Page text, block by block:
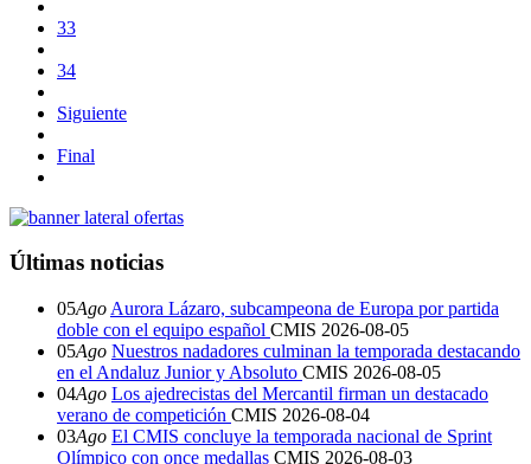
33
34
Siguiente
Final
Últimas noticias
05Ago Aurora Lázaro, subcampeona de Europa por partida
doble con el equipo español CMIS 2026-08-05
05Ago Nuestros nadadores culminan la temporada destacando
en el Andaluz Junior y Absoluto CMIS 2026-08-05
04Ago Los ajedrecistas del Mercantil firman un destacado
verano de competición CMIS 2026-08-04
03Ago El CMIS concluye la temporada nacional de Sprint
Olímpico con once medallas CMIS 2026-08-03